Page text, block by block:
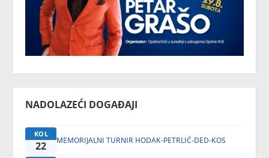
NADOLAZEĆI DOGAĐAJI
KOL
22 MEMORIJALNI TURNIR HODAK-PETRLIĆ-DED-KOS